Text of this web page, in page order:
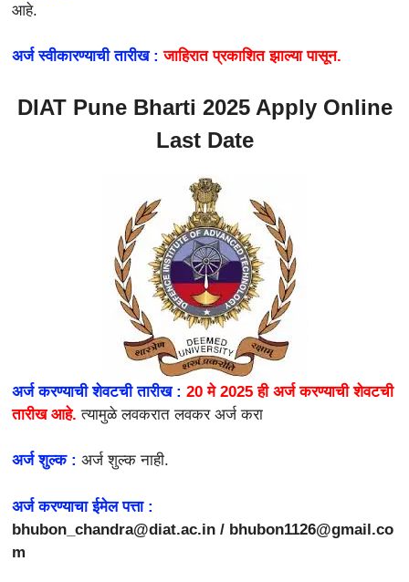
आहे.
अर्ज स्वीकारण्याची तारीख : जाहिरात प्रकाशित झाल्या पासून.
DIAT Pune Bharti 2025 Apply Online
Last Date
अर्ज करण्याची शेवटची तारीख : 20 मे 2025 ही अर्ज करण्याची शेवटची
तारीख आहे. त्यामुळे लवकरात लवकर अर्ज करा
अर्ज शुल्क : अर्ज शुल्क नाही.
अर्ज करण्याचा ईमेल पत्ता :
bhubon_chandra@diat.ac.in / bhubon1126@gmail.co
m